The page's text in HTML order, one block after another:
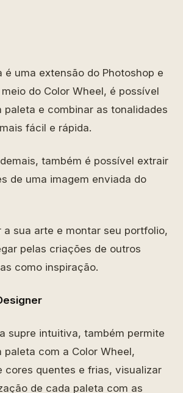
é uma extensão do Photoshop e
do Color Wheel, é possível
paleta e combinar as tonalidades
fácil e rápida.
também é possível extrair
de uma imagem enviada do
a sua arte e montar seu portfolio,
pelas criações de outros
como inspiração.
supre intuitiva, também permite
paleta com a Color Wheel,
cores quentes e frias, visualizar
de cada paleta com as